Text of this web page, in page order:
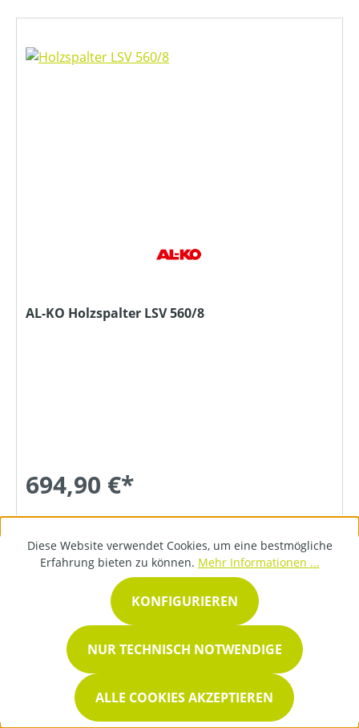
AL-KO Holzspalter LSV 560/8
694,90 €*
DETAILS
ÜBER UNS
SERVICE
Diese Website verwendet Cookies, um eine bestmögliche
Erfahrung bieten zu können. Mehr Informationen ...
NUR TECHNISCH NOTWENDIGE
KONFIGURIEREN
ALLE COOKIES AKZEPTIEREN